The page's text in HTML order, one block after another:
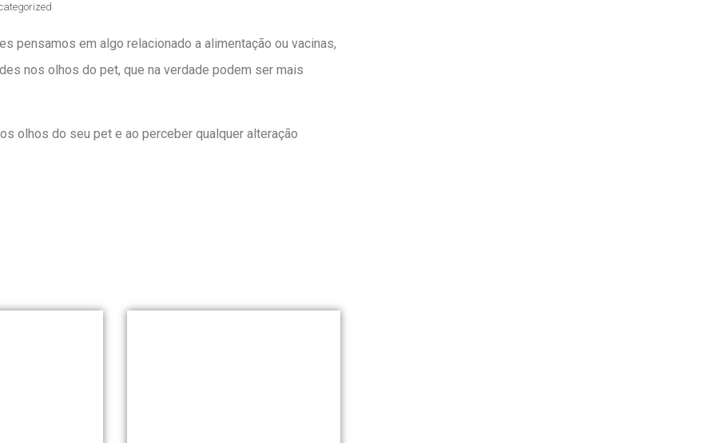
pensamos em algo relacionado a alimentação ou vacinas,
nos olhos do pet, que na verdade podem ser mais
olhos do seu pet e ao perceber qualquer alteração